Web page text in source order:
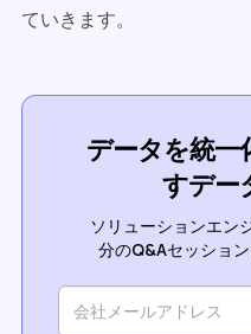
ていきます。
データを統一
すデー
ソリューションエン
分のQ&Aセッショ